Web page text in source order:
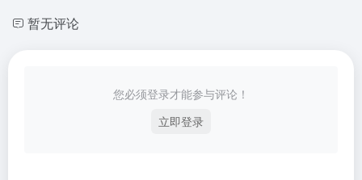
暂无评论
您必须登录才能参与评论！
立即登录